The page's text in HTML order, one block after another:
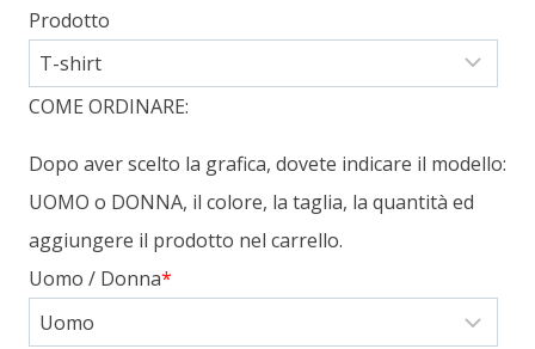
Prodotto
COME ORDINARE:
Dopo aver scelto la grafica, dovete indicare il modello:
UOMO o DONNA, il colore, la taglia, la quantità ed
aggiungere il prodotto nel carrello.
*
Uomo / Donna